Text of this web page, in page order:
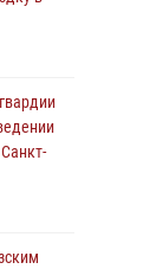
(видео)
Пензе
в